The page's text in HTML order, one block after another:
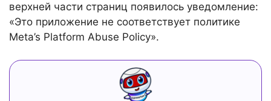
верхней части страниц появилось уведомление:
«Это приложение не соответствует политике
Meta’s Platform Abuse Policy».